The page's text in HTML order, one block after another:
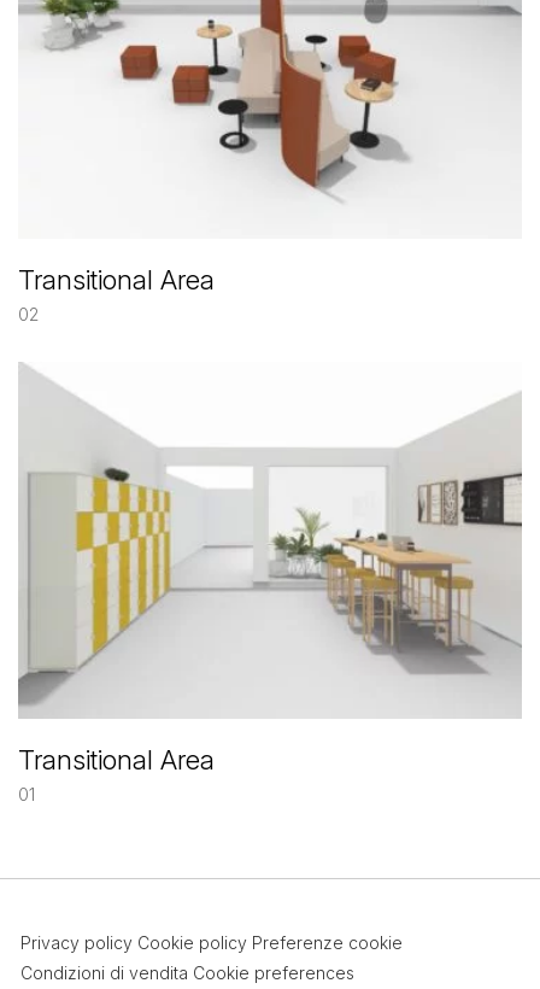
Transitional Area
02
Transitional Area
01
Privacy policy Cookie policy Preferenze cookie
Condizioni di vendita Cookie preferences